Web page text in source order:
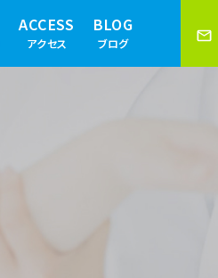
ACCESS
アクセス
BLOG
ブログ